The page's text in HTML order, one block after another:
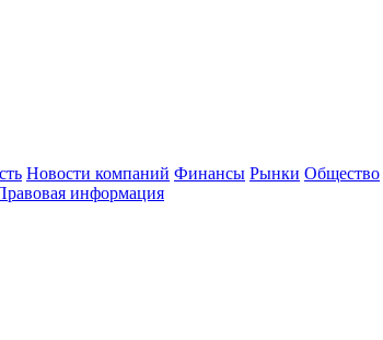
Новости компаний Финансы Рынки Общество
информация